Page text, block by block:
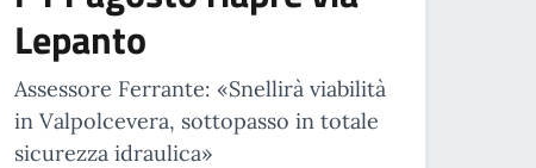
Lepanto
Assessore Ferrante: «Snellirà viabilità
in Valpolcevera, sottopasso in totale
sicurezza idraulica»